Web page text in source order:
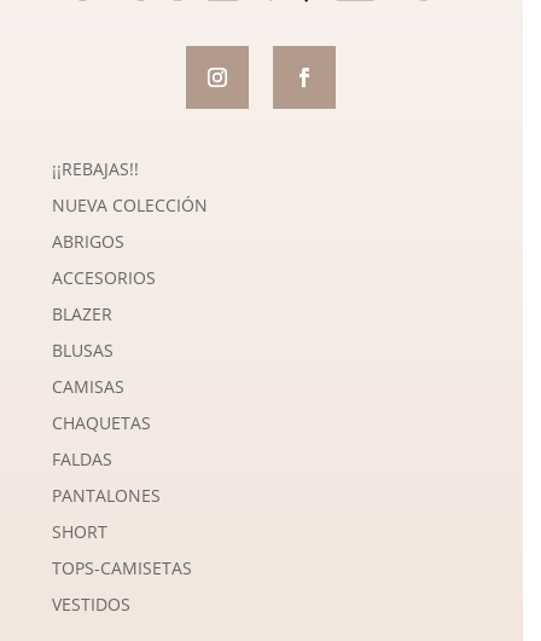
¡¡REBAJAS!!
NUEVA COLECCIÓN
ABRIGOS
ACCESORIOS
BLAZER
BLUSAS
CAMISAS
CHAQUETAS
FALDAS
PANTALONES
SHORT
TOPS-CAMISETAS
VESTIDOS